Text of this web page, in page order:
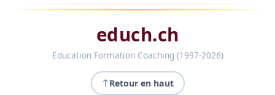
educh.ch
Education Formation Coaching (1997-2026)
Retour en haut